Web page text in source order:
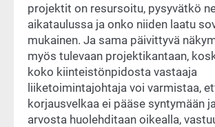
projektit on resursoitu, pysyvätkö
aikataulussa ja onko niiden laatu
mukainen. Ja sama päivittyvä
myös tulevaan projektikantaan,
koko kiinteistönpidosta vastaaja
liiketoimintajohtaja voi varmistaa,
korjausvelkaa ei pääse syntymään
arvosta huolehditaan oikealla,